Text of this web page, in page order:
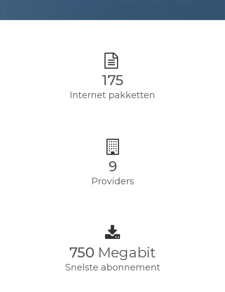
175
Internet pakketten
9
Providers
750 Megabit
Snelste abonnement